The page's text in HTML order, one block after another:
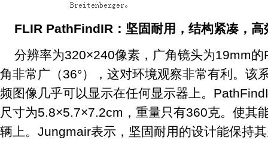
FLIR PathFindIR：坚固耐用，结构紧凑，高
分辨率为320×240像素，广角镜头为19mm
角非常广（36°），这对环境观察非常有利。该
频图像几乎可以显示在任何显示器上。
尺寸为5.8×5.7×7.2cm，重量只有360克。使其
辆上。Jungmair表示，坚固耐用的设计能保持